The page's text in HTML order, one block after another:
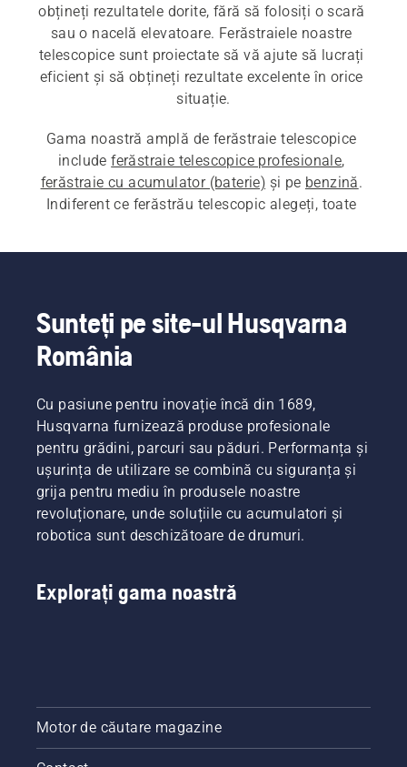
obțineți rezultatele dorite, fără să folosiți o scară
sau o nacelă elevatoare. Ferăstraiele noastre
telescopice sunt proiectate să vă ajute să lucrați
eficient și să obțineți rezultate excelente în orice
situație.
Gama noastră amplă de ferăstraie telescopice
include ferăstraie telescopice profesionale
ferăstraie cu acumulator (baterie) și pe benzină.
Indiferent ce ferăstrău telescopic alegeți, toate
obțineți rezultate excelente în orice situație.
Sunteți pe site-ul Husqvarna
România
Cu pasiune pentru inovație încă din 1689,
Husqvarna furnizează produse profesionale
pentru grădini, parcuri sau păduri. Performanța și
ușurința de utilizare se combină cu siguranța și
grija pentru mediu în produsele noastre
revoluționare, unde soluțiile cu acumulatori și
robotica sunt deschizătoare de drumuri.
Explorați gama noastră
Motor de căutare magazine